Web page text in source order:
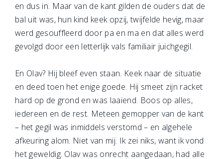
en dus in. Maar van de kant gilden de ouders dat de
bal uit was, hun kind keek opzij, twijfelde hevig, maar
werd gesouffleerd door pa en ma en dat alles werd
gevolgd door een letterlijk vals familiair juichgegil.
En Olav? Hij bleef even staan. Keek naar de situatie
en deed toen het enige goede. Hij smeet zijn racket
hard op de grond en was laaiend. Boos op alles,
iedereen en de rest. Meteen gemopper van de kant
– het gegil was inmiddels verstomd – en algehele
afkeuring alom. Niet van mij. Ik zei niks, want ik vond
het geweldig. Olav was onrecht aangedaan, had alle